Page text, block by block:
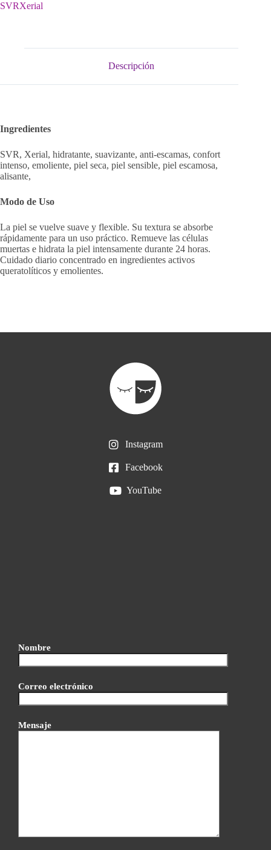
SVRXerial
Descripción
Ingredientes
SVR, Xerial, hidratante, suavizante, anti-escamas, confort
intenso, emoliente, piel seca, piel sensible, piel escamosa,
alisante,
Modo de Uso
La piel se vuelve suave y flexible. Su textura se absorbe
rápidamente para un uso práctico. Remueve las células
muertas e hidrata la piel intensamente durante 24 horas.
Cuidado diario concentrado en ingredientes activos
queratolíticos y emolientes.
Instagram
Facebook
YouTube
Nombre
Correo electrónico
Mensaje